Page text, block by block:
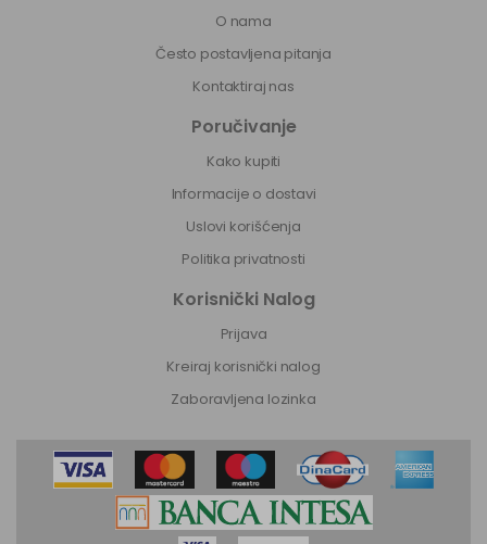
O nama
Često postavljena pitanja
Kontaktiraj nas
Poručivanje
Kako kupiti
Informacije o dostavi
Uslovi korišćenja
Politika privatnosti
Korisnički Nalog
Prijava
Kreiraj korisnički nalog
Zaboravljena lozinka